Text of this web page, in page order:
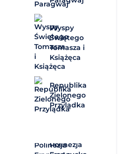
Wyspy
Świętego
Tomasza i
Książęca
Republika
Zielonego
Przylądka
Polinezja